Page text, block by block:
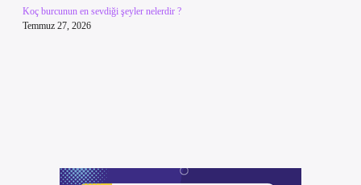
Koç burcunun en sevdiği şeyler nelerdir ?
Temmuz 27, 2026